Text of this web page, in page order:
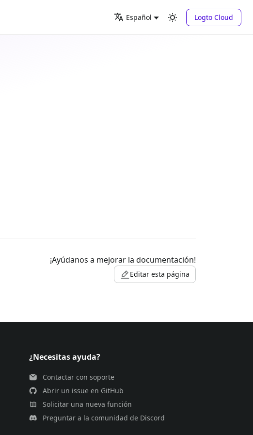
Español Logto Cloud
¡Ayúdanos a mejorar la documentación!
Editar esta página
¿Necesitas ayuda?
Contactar con soporte
Abrir un issue en GitHub
Solicitar una nueva función
Preguntar a la comunidad de Discord